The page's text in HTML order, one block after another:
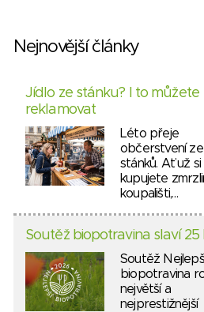
Nejnovější články
Jídlo ze stánku? I to můžete
reklamovat
Léto přeje
občerstvení ze
stánků. Ať už si
kupujete
koupališti,…
Soutěž biopotravina slaví 25
Soutěž
biopotravina
největší a
nejprestižnější